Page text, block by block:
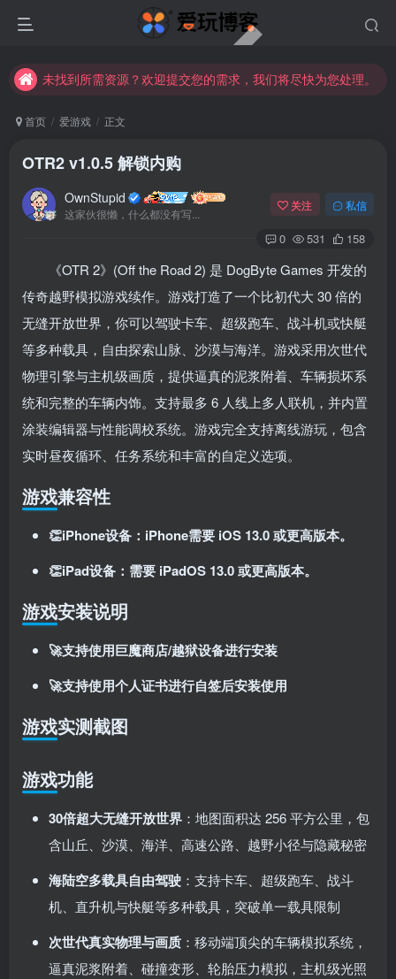
未找到所需资源？欢迎提交您的需求，我们将尽快为您处理。
苹果手机用户没有巨魔商店的点击此处获取保姆级安装教程
未找到所需资源？欢迎提交您的需求，我们将尽快为您处理。
首页 爱游戏 正文
OTR2 v1.0.5 解锁内购
OwnStupid
这家伙很懒，什么都没有写...
关注 私信
0 531 158
《OTR 2》(Off the Road 2) 是 DogByte Games 开发的
传奇越野模拟游戏续作。游戏打造了一个比初代大 30 倍的
无缝开放世界 ，你可以驾驶卡车、超级跑车、战斗机或快艇
等多种载具 ，自由探索山脉、沙漠与海洋。游戏采用次世代
物理引擎与主机级画质 ，提供逼真的泥浆附着、车辆损坏系
统和完整的车辆内饰。支持最多 6 人线上多人联机 ，并内置
涂装编辑器与性能调校系统。游戏完全支持离线游玩 ，包含
实时昼夜循环、任务系统和丰富的自定义选项。
游戏兼容性
👏iPhone设备：iPhone需要 iOS 13.0 或更高版本。
👏iPad设备：需要 iPadOS 13.0 或更高版本。
游戏安装说明
🚀支持使用巨魔商店/越狱设备进行安装
🚀支持使用个人证书进行自签后安装使用
游戏实测截图
游戏功能
30倍超大无缝开放世界 ：地图面积达 256 平方公里，包
含山丘、沙漠、海洋、高速公路、越野小径与隐藏秘密
海陆空多载具自由驾驶 ：支持卡车、超级跑车、战斗
机、直升机与快艇等多种载具 ，突破单一载具限制
次世代真实物理与画质 ：移动端顶尖的车辆模拟系统，
逼真泥浆附着、碰撞变形、轮胎压力模拟 ，主机级光照
登录
没有账号？立即注册
用户名或邮箱
登录密码
记住登录 找回密码